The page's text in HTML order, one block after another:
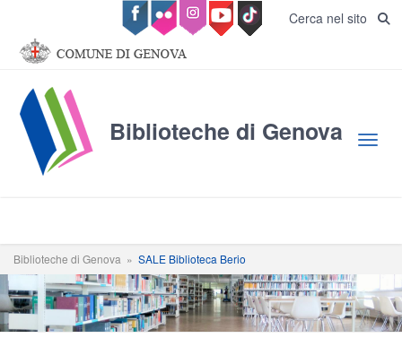
Salta al contenuto principale Cerca nel sito
Biblioteche di Genova
Biblioteche di Genova » SALE Biblioteca Berio